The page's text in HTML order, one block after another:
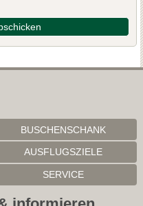
BUSCHENSCHANK
AUSFLUGSZIELE
SERVICE